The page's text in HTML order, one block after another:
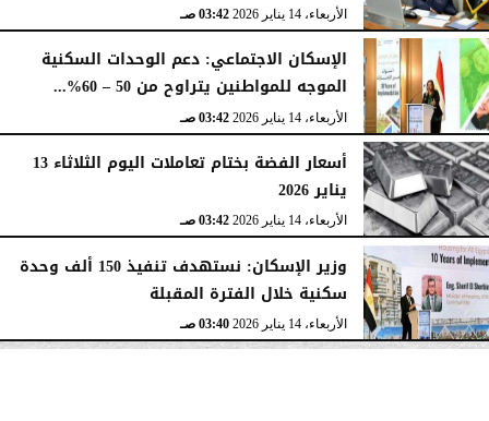
الأربعاء، 14 يناير 2026 03:42 صـ
الإسكان الاجتماعي: دعم الوحدات السكنية
الموجه للمواطنين يتراوح من 50 – 60%...
الأربعاء، 14 يناير 2026 03:42 صـ
أسعار الفضة بختام تعاملات اليوم الثلاثاء 13
يناير 2026
الأربعاء، 14 يناير 2026 03:42 صـ
وزير الإسكان: نستهدف تنفيذ 150 ألف وحدة
سكنية خلال الفترة المقبلة
الأربعاء، 14 يناير 2026 03:40 صـ